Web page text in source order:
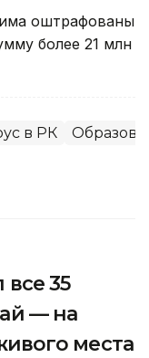
оштрафованы
более 21 млн
в РК
35
— на
места